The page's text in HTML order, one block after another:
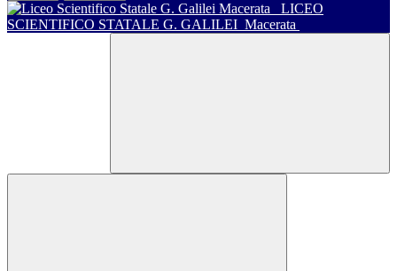
LICEO
SCIENTIFICO STATALE G. GALILEI Macerata